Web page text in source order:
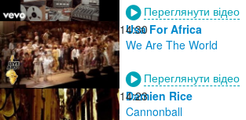
Переглянути відео
14:30
Usa For Africa
We Are The World
Переглянути відео
14:23
Damien Rice
Cannonball